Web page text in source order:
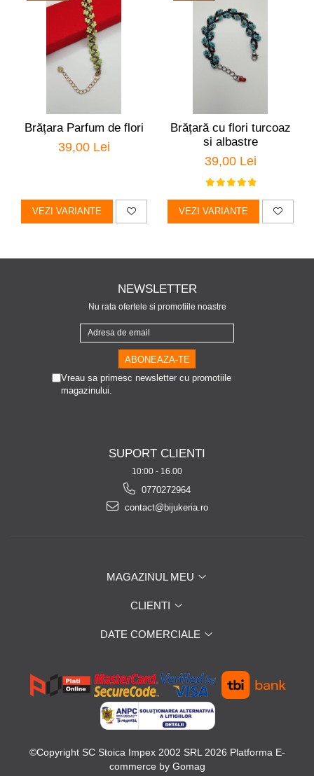
Brățara Parfum de flori
39,00 Lei
VEZI VARIANTE
Brățară cu flori turcoaz
si albastre
39,00 Lei
VEZI VARIANTE
NEWSLETTER
Nu rata ofertele si promotiile noastre
Vreau sa primesc newsletter cu promotiile
magazinului.
SUPORT CLIENTI
10:00 - 16.00
0770272964
contact@bijukeria.ro
MAGAZINUL MEU
CLIENTI
DATE COMERCIALE
©Copyright SC Stoica Impex 2002 SRL 2026 Platforma E-
commerce by Gomag